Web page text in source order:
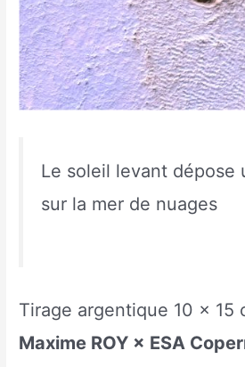
Le soleil levant dépose
sur la mer de nuages
Tirage argentique 10 x 15
Maxime ROY × ESA